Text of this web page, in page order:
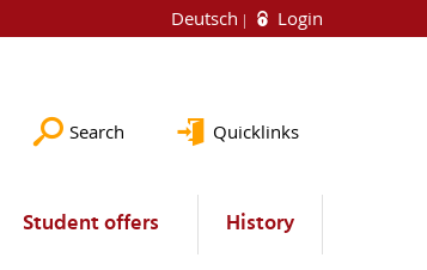
Deutsch Login
Search Quicklinks
Student offers History